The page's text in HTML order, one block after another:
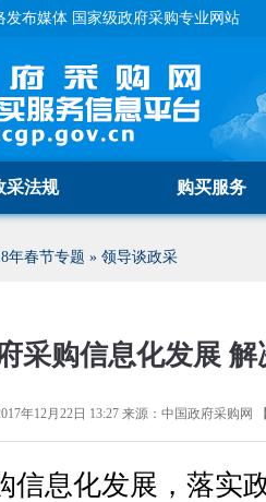
布媒体 国家级政府采购专业网站
采法规 购买服务
年春节专题 » 领导谈政采
采购信息化发展
年12月22日 13:27来源： 中国政府采购网
信息化发展，落实